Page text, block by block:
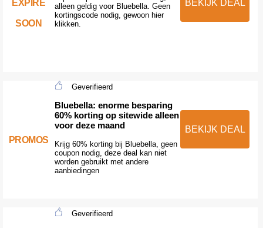
EXPIRE
SOON
alleen geldig voor Bluebella. Geen
kortingscode nodig, gewoon hier
klikken.
BEKIJK DEAL
PROMOS
Geverifieerd
Bluebella: enorme besparing
60% korting op sitewide alleen
voor deze maand
Krijg 60% korting bij Bluebella, geen
coupon nodig, deze deal kan niet
worden gebruikt met andere
aanbiedingen
BEKIJK DEAL
Geverifieerd